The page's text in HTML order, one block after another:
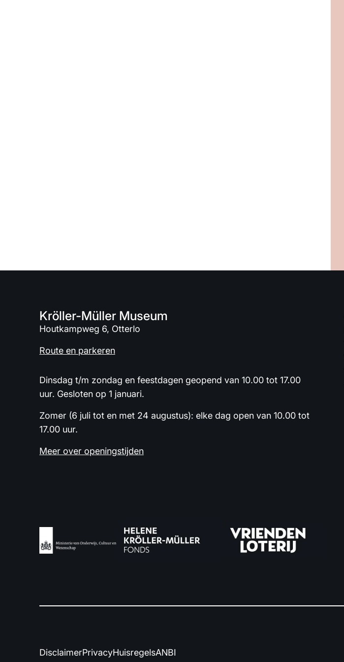
Kröller-Müller Museum
Houtkampweg 6, Otterlo
Route en parkeren
Dinsdag t/m zondag en feestdagen geopend van 10.00 tot 17.00
uur. Gesloten op 1 januari.
Zomer (6 juli tot en met 24 augustus): elke dag open van 10.00 tot
17.00 uur.
Meer over openingstijden
DisclaimerPrivacyHuisregelsANBI